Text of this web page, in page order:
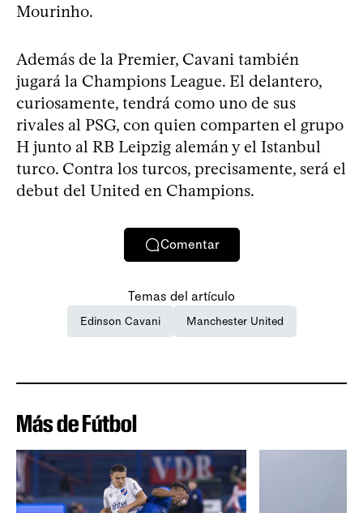
Mourinho.
Además de la Premier, Cavani también
jugará la Champions League. El delantero,
curiosamente, tendrá como uno de sus
rivales al PSG, con quien comparten el grupo
H junto al RB Leipzig alemán y el Istanbul
turco. Contra los turcos, precisamente, será el
debut del United en Champions.
Comentar
Temas del artículo
Edinson Cavani Manchester United
Más de Fútbol